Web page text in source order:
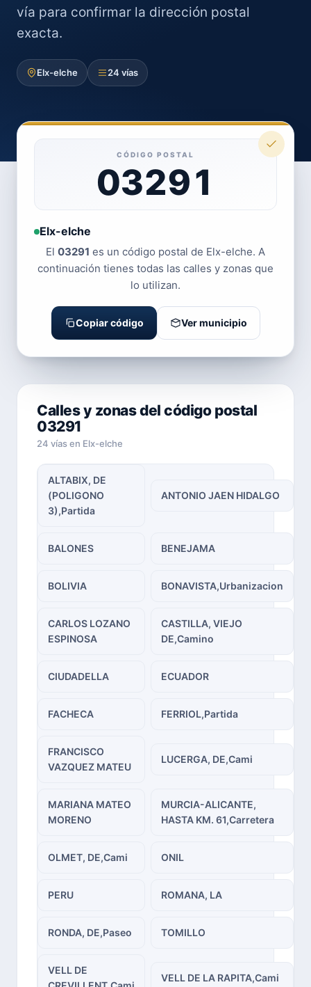
vía para confirmar la dirección postal
exacta.
Elx-elche 24 vías
CÓDIGO POSTAL
03291
Elx-elche
El 03291 es un código postal de Elx-elche. A
continuación tienes todas las calles y zonas que
lo utilizan.
Copiar código Ver municipio
Calles y zonas del código postal
03291
24 vías en Elx-elche
ALTABIX, DE
(POLIGONO
3),Partida
ANTONIO JAEN HIDALGO
BALONES BENEJAMA
BOLIVIA BONAVISTA,Urbanizacion
CARLOS LOZANO
ESPINOSA
CASTILLA, VIEJO
DE,Camino
CIUDADELLA ECUADOR
FACHECA FERRIOL,Partida
FRANCISCO
VAZQUEZ MATEU
LUCERGA, DE,Cami
MARIANA MATEO
MORENO
MURCIA-ALICANTE,
HASTA KM. 61,Carretera
OLMET, DE,Cami ONIL
PERU ROMANA, LA
RONDA, DE,Paseo TOMILLO
VELL DE
VELL DE LA RAPITA,Cami